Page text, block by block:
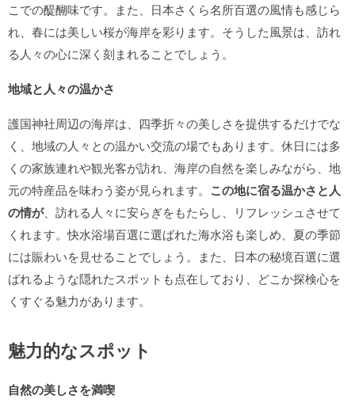
こでの醍醐味です。また、日本さくら名所百選の風情も感じら
れ、春には美しい桜が海岸を彩ります。そうした風景は、訪れ
る人々の心に深く刻まれることでしょう。
地域と人々の温かさ
護国神社周辺の海岸は、四季折々の美しさを提供するだけでな
く、地域の人々との温かい交流の場でもあります。休日には多
くの家族連れや観光客が訪れ、海岸の自然を楽しみながら、地
元の特産品を味わう姿が見られます。 この地に宿る温かさと人
の情が、訪れる人々に安らぎをもたらし、リフレッシュさせて
くれます。快水浴場百選に選ばれた海水浴も楽しめ、夏の季節
には賑わいを見せることでしょう。また、日本の秘境百選に選
ばれるような隠れたスポットも点在しており、どこか探検心を
くすぐる魅力があります。
魅力的なスポット
自然の美しさを満喫